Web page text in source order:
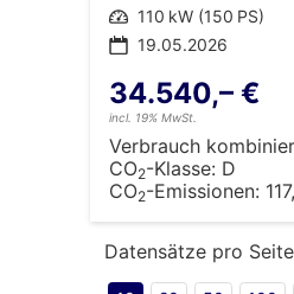
Leistung 110 kW (150 PS)
19.05.2026
34.540,– €
incl. 19% MwSt.
Verbrauch
CO2-Klasse: D
CO2-Emissionen:
Datensätze pro